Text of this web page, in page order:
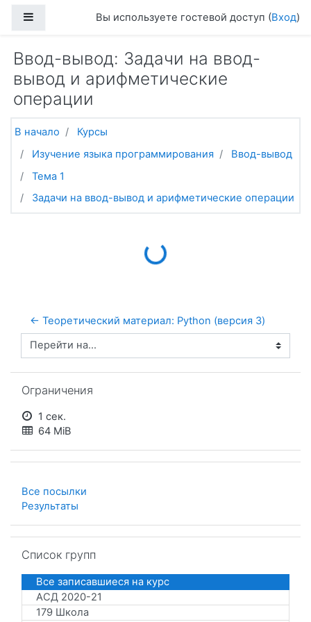
Боковая панельВы используете гостевой доступ (Вход)
Ввод-вывод: Задачи на ввод-
вывод и арифметические
операции
В начало
Курсы
Изучение языка программирования
Ввод-вывод
Тема 1
Задачи на ввод-вывод и арифметические операции
Loading...
← Теоретический материал: Python (версия 3)
Перейти на...
Ограничения
1 сек.
64 MiB
Все посылки
Результаты
Список групп
Все записавшиеся на курс
АСД 2020-21
179 Школа